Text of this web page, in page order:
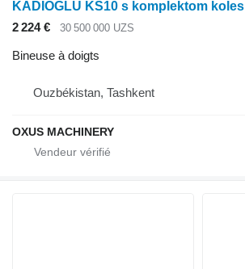
KADIOGLU KS10 s komplektom koles
2 224 €
30 500 000 UZS
Bineuse à doigts
Ouzbékistan, Tashkent
OXUS MACHINERY